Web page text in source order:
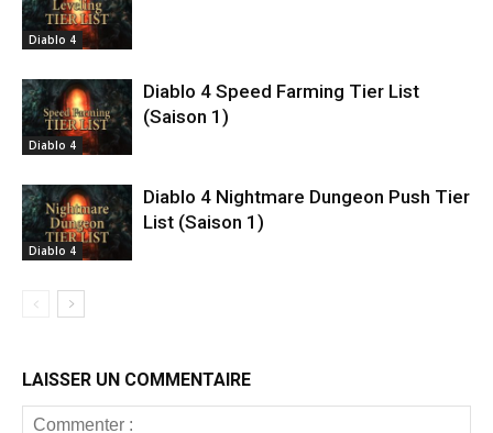
Diablo 4
Diablo 4
Diablo 4 Speed ​​Farming Tier List
(Saison 1)
Diablo 4
Diablo 4 Nightmare Dungeon Push Tier
List (Saison 1)
LAISSER UN COMMENTAIRE